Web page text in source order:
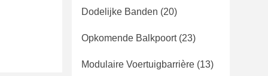
Dodelijke Banden (20)
Opkomende Balkpoort(23)
Modulaire Voertuigbarrière (13)